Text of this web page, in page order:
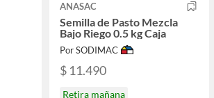
ANASAC
Semilla de Pasto Mezcla
Bajo Riego 0.5 kg Caja
Por SODIMAC
$ 11.490
Retira mañana